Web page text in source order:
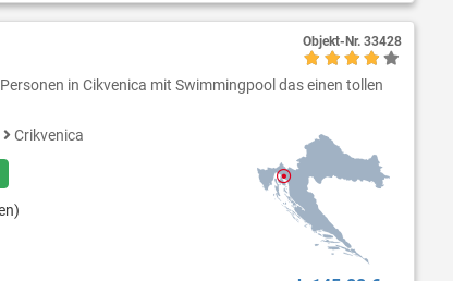
in Cikvenica mit Swimmingpool das einen tollen
Crikvenica
Objekt-Nr. 33428